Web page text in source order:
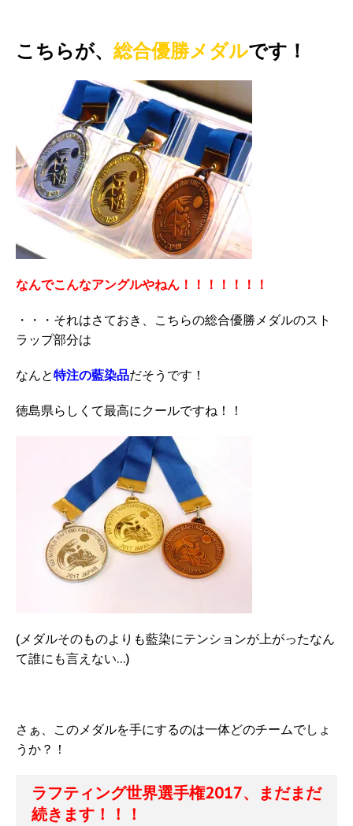
こちらが、 総合優勝メダルです！
なんでこんなアングルやねん！！！！！！！
・・・それはさておき、こちらの総合優勝メダルのスト
ラップ部分は
なんと特注の藍染品だそうです！
徳島県らしくて最高にクールですね！！
(メダルそのものよりも藍染にテンションが上がったなん
て誰にも言えない…)
さぁ、このメダルを手にするのは一体どのチームでしょ
うか？！
ラフティング世界選手権2017、まだまだ
続きます！！！